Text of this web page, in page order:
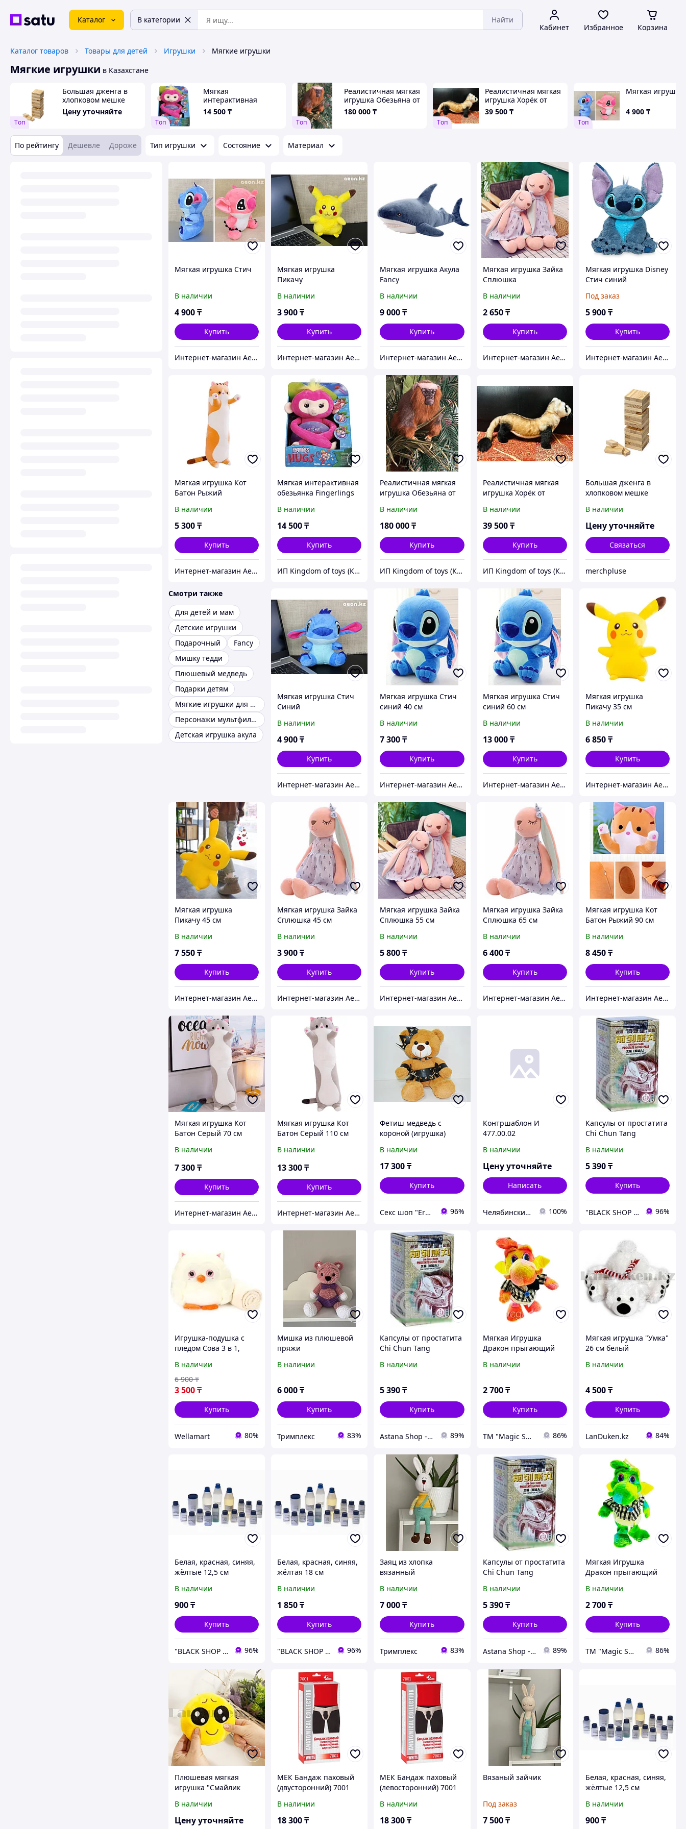
Каталог В категории Найти
Кабинет Избранное Корзина
Каталог товаров Товары для детей Игрушки Мягкие игрушки
Мягкие игрушки в Казахстане
Tоп
Большая дженга в
хлопковом мешке
Цену уточняйте
Tоп
Мягкая
интерактивная
обезьянка Fingerlings
Hugs-Bella
14 500 ₸
Tоп
Реалистичная мягкая
игрушка Обезьяна от
Hansa Creation
180 000 ₸
Tоп
Реалистичная мягкая
игрушка Хорёк от
Hansa Creation. С
хвостом 60см
39 500 ₸
Tоп
Мягкая игрушка
4 900 ₸
По рейтингу Дешевле Дороже Тип игрушки Состояние Материал
Мягкая игрушка Стич
В наличии
4 900₸
Купить
Интернет-магазин Aeon
Мягкая игрушка
Пикачу
В наличии
3 900₸
Купить
Интернет-магазин Aeon
Мягкая игрушка Акула
Fancy
В наличии
9 000₸
Купить
Интернет-магазин Aeon
Мягкая игрушка Зайка
Сплюшка
В наличии
2 650 ₸
Купить
Интернет-магазин Aeon
Мягкая игрушка Disney
Стич синий
Под заказ
5 900₸
Купить
Интернет-магазин Aeon
Мягкая игрушка Кот
Батон Рыжий
В наличии
5 300₸
Купить
Интернет-магазин Aeon
Мягкая интерактивная
обезьянка Fingerlings
В наличии
14 500₸
Купить
ИП Kingdom of toys (Королевство игрушек)
Реалистичная мягкая
игрушка Обезьяна от
В наличии
180 000₸
Купить
ИП Kingdom of toys (Королевство игрушек)
Реалистичная мягкая
игрушка Хорёк от
хвостом 60см
В наличии
39 500 ₸
Купить
ИП Kingdom of toys (Королевство игрушек)
Большая дженга в
хлопковом мешке
В наличии
Цену уточняйте
Связаться
merchpluse
Смотри также
Для детей и мам
Детские игрушки
Подарочный
Fancy
Мишку тедди
Плюшевый медведь
Подарки детям
Мягкие игрушки для девочек
Персонажи мультфильмов
Детская игрушка акула
Мягкая игрушка Стич
Синий
В наличии
4 900₸
Купить
Интернет-магазин Aeon
Мягкая игрушка Стич
синий 40 см
В наличии
7 300₸
Купить
Интернет-магазин Aeon
Мягкая игрушка Стич
синий 60 см
В наличии
13 000 ₸
Купить
Интернет-магазин Aeon
Мягкая игрушка
Пикачу 35 см
В наличии
6 850₸
Купить
Интернет-магазин Aeon
Мягкая игрушка
Пикачу 45 см
В наличии
7 550₸
Купить
Интернет-магазин Aeon
Мягкая игрушка Зайка
Сплюшка 45 см
В наличии
3 900₸
Купить
Интернет-магазин Aeon
Мягкая игрушка Зайка
Сплюшка 55 см
В наличии
5 800₸
Купить
Интернет-магазин Aeon
Мягкая игрушка Зайка
Сплюшка 65 см
В наличии
6 400 ₸
Купить
Интернет-магазин Aeon
Мягкая игрушка Кот
Батон Рыжий 90 см
В наличии
8 450₸
Купить
Интернет-магазин Aeon
Мягкая игрушка Кот
Батон Серый 70 см
В наличии
7 300₸
Купить
Интернет-магазин Aeon
Мягкая игрушка Кот
Батон Серый 110 см
В наличии
13 300₸
Купить
Интернет-магазин Aeon
Фетиш медведь с
короной (игрушка)
В наличии
17 300₸
Купить
Секс шоп "Eroshop.kz" в Алматы 96%
Контршаблон И
477.00.02
В наличии
Цену уточняйте
Написать
Челябинский Завод 100%
Капсулы от простатита
Chi Chun Tang
В наличии
5 390₸
Купить
"BLACK SHOP KZ" 96%
Игрушка-подушка с
пледом Сова 3 в 1,
В наличии
3 500₸
6 900 ₸
Купить
Wellamart 80%
Мишка из плюшевой
пряжи
В наличии
6 000₸
Купить
Тримплекс 83%
Капсулы от простатита
Chi Chun Tang
В наличии
5 390₸
Купить
Astana Shop - Интернет Магазин 89%
Мягкая Игрушка
Дракон прыгающий
В наличии
2 700 ₸
Купить
ТМ "Magic Sweets&Toys&Games" 86%
Мягкая игрушка "Умка"
26 см белый
В наличии
4 500₸
Купить
LanDuken.kz 84%
Белая, красная, синяя,
жёлтые 12,5 см
В наличии
900₸
Купить
"BLACK SHOP KZ" 96%
Белая, красная, синяя,
жёлтая 18 см
В наличии
1 850₸
Купить
"BLACK SHOP KZ" 96%
Заяц из хлопка
вязанный
В наличии
7 000₸
Купить
Тримплекс 83%
Капсулы от простатита
Chi Chun Tang
В наличии
5 390 ₸
Купить
Astana Shop - Интернет Магазин 89%
Мягкая Игрушка
Дракон прыгающий
В наличии
2 700₸
Купить
ТМ "Magic Sweets&Toys&Games" 86%
Плюшевая мягкая
игрушка "Смайлик
В наличии
Цену уточняйте
МЕК Бандаж паховый
(двусторонний) 7001
В наличии
18 300₸
МЕК Бандаж паховый
(левосторонний) 7001
В наличии
18 300₸
Вязаный зайчик
Под заказ
7 500 ₸
Белая, красная, синяя,
жёлтые 12,5 см
В наличии
900₸